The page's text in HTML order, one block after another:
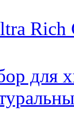
Rich
для